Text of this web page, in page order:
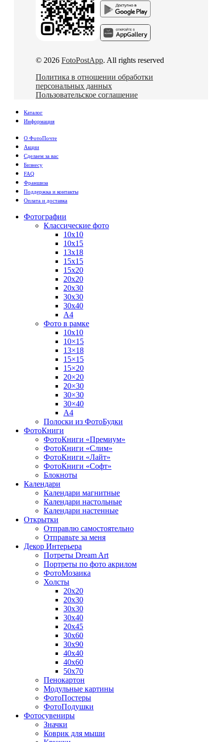
© 2026 FotoPostApp. All rights reserved
Политика в отношении обработки
персональных данных
Пользовательское соглашение
Каталог
Информация
О ФотоПочте
Акции
Сделаем за вас
Бизнесу
FAQ
Франшиза
Поддержка и контакты
Оплата и доставка
Фотографии
Классические фото
10х10
10х15
13х18
15х15
15х20
20х20
20х30
30х30
30х40
А4
Фото в рамке
10х10
10×15
13×18
15×15
15×20
20×20
20×30
30×30
30×40
A4
Полоски из ФотоБудки
ФотоКниги
ФотоКниги «Премиум»
ФотоКниги «Слим»
ФотоКниги «Лайт»
ФотоКниги «Софт»
Блокноты
Календари
Календари магнитные
Календари настольные
Календари настенные
Открытки
Отправлю самостоятельно
Отправьте за меня
Декор Интерьера
Потреты Dream Art
Портреты по фото акрилом
ФотоМозаика
Холсты
20х20
20х30
30х30
30х40
20х45
30х60
30х90
40х40
40х60
50х70
Пенокартон
Модульные картины
ФотоПостеры
ФотоПодушки
Фотоcувениры
Значки
Коврик для мыши